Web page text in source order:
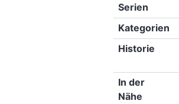
Serien
Kategorien
Historie
In der
Nähe